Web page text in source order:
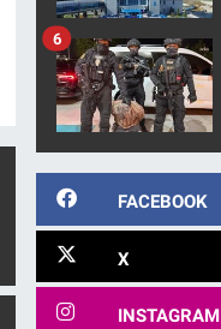
6
FACEBOOK
X
INSTAGRAM